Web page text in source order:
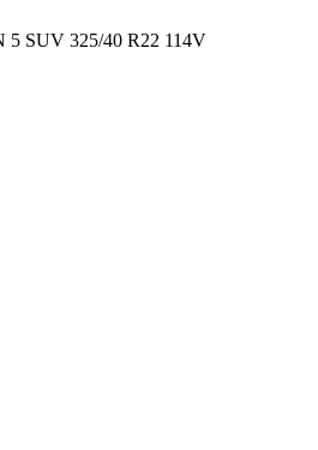
SUV 325/40 R22 114V